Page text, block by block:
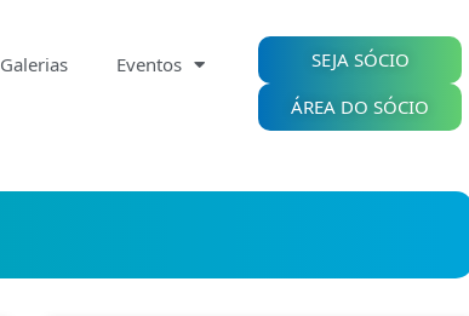
Galerias Eventos
SEJA SÓCIO
ÁREA DO SÓCIO